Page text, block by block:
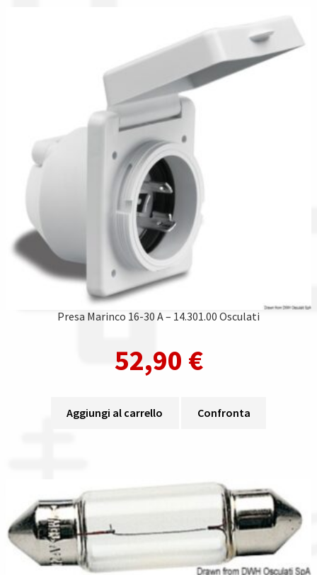
Presa Marinco 16-30 A – 14.301.00 Osculati
52,90 €
Aggiungi al carrello Confronta